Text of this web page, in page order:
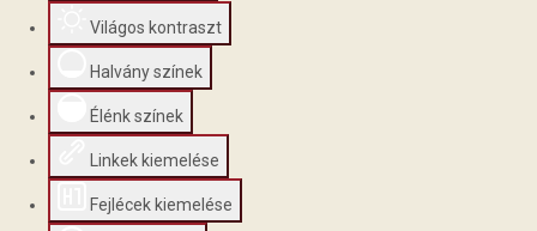
Világos kontraszt
Halvány színek
Élénk színek
Linkek kiemelése
Fejlécek kiemelése